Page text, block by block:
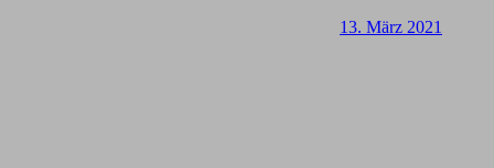
13. März 2021